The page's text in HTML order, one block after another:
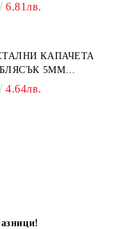
6.81лв.
КАПАЧЕТА
5ММ
4.64лв.